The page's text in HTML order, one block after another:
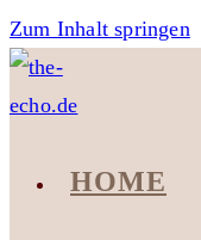
Zum Inhalt springen
HOME